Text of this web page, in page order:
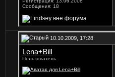
Сообщения: 18
10.10.2009, 17:28
Lena+Bill
Пользователь